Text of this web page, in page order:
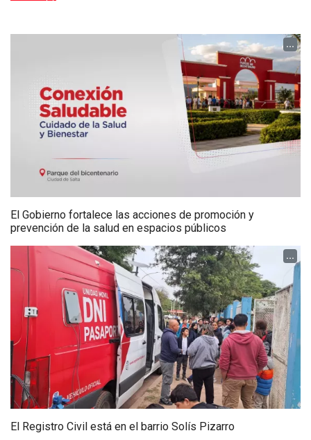
...
El Gobierno fortalece las acciones de promoción y
prevención de la salud en espacios públicos
...
El Registro Civil está en el barrio Solís Pizarro